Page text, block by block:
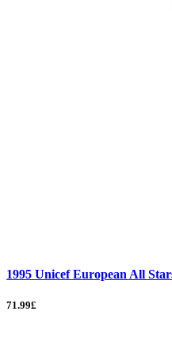
1995 Unicef European All
71.99£